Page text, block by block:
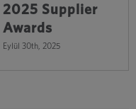
2025 Supplier
Awards
Eylül 30th, 2025